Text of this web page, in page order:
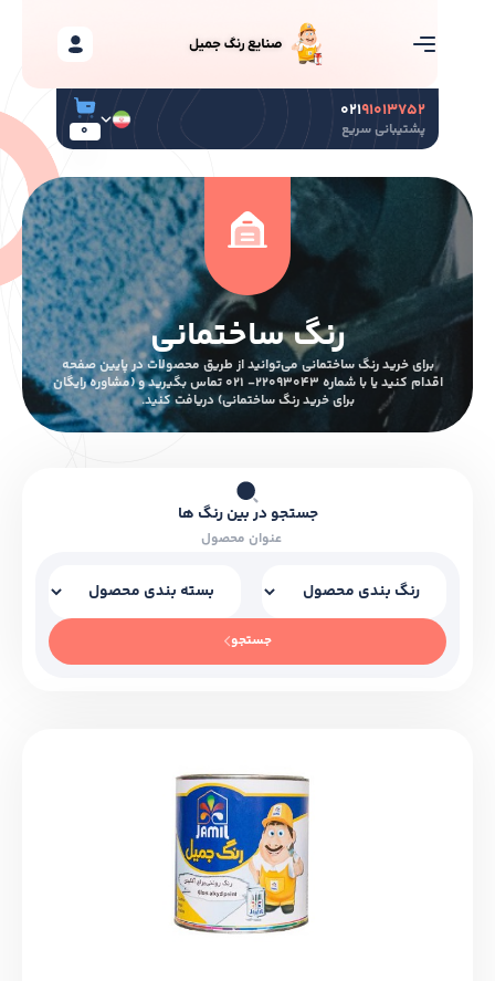
۹۱۰۱۳۷۵۲۰۲۱
پشتیبانی سریع 0
رنگ ساختمانی
برای خرید رنگ ساختمانی می‌توانید از طریق محصولات در پایین صفحه
اقدام کنید یا با شماره ۲۲۰۹۳۰۴۳- ۰۲۱ تماس بگیرید و (مشاوره رایگان
برای خرید رنگ ساختمانی) دریافت کنید.
جستجو در بین رنگ ها
جستجو